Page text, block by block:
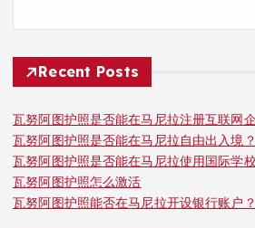
Recent Posts
瓦努阿图护照是否能在马尼拉注册互联网
瓦努阿图护照是否能在马尼拉自由出入境？
瓦努阿图护照是否能在马尼拉使用国际学
瓦努阿图护照怎么激活
瓦努阿图护照能否在马尼拉开设银行账户？